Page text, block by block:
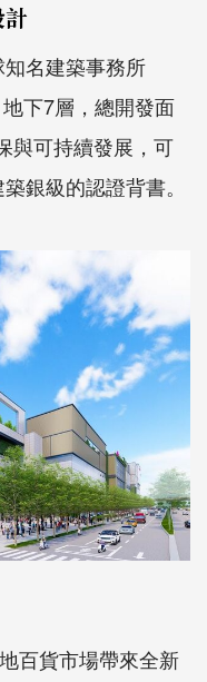
名建築事務所
下7層，總開發面
與可持續發展，可
銀級的認證背書。
百貨市場帶來全新